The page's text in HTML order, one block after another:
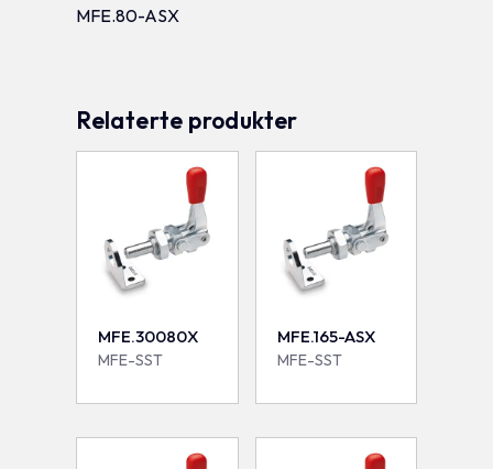
MFE.80-ASX
Relaterte produkter
MFE.30080X
MFE-SST
MFE.165-ASX
MFE-SST